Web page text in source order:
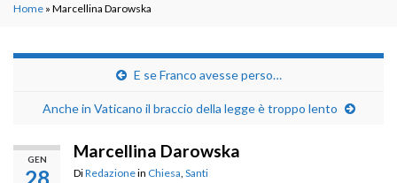
Home » Marcellina Darowska
E se Franco avesse perso…
Anche in Vaticano il braccio della legge è troppo lento
GEN Marcellina Darowska
DiRedazionein Chiesa Santi